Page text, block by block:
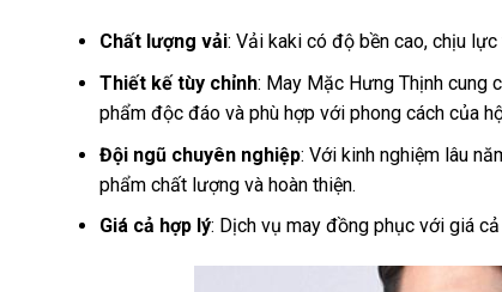
Chất lượng vải: Vải kaki có độ bền cao, chịu
Thiết kế tùy chỉnh: May Mặc Hưng Thịnh cung
phẩm độc đáo và phù hợp với phong cách của
Đội ngũ chuyên nghiệp: Với kinh nghiệm lâu
phẩm chất lượng và hoàn thiện.
Giá cả hợp lý: Dịch vụ may đồng phục với giá